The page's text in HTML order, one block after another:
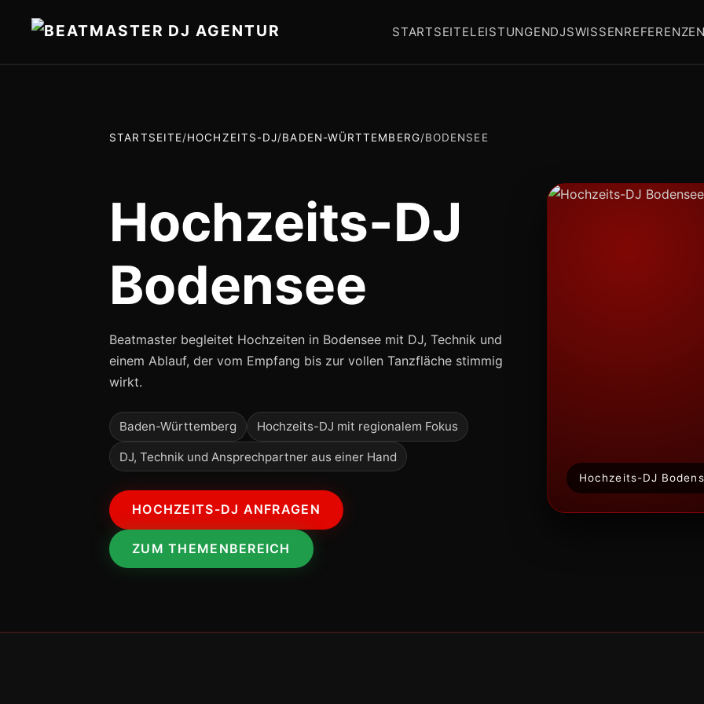
STARTSEITELEISTUNGENDJSWISSEN
STARTSEITE/HOCHZEITS-DJ/BADEN-WÜRTTEMBERG/BODENSEE
Hochzeits-DJ
Bodensee
Beatmaster begleitet Hochzeiten in Bodensee mit DJ, Technik und
einem Ablauf, der vom Empfang bis zur vollen Tanzfläche stimmig
wirkt.
Baden-Württemberg Hochzeits-DJ mit regionalem Fokus
DJ, Technik und Ansprechpartner aus einer Hand
HOCHZEITS-DJ ANFRAGEN
ZUM THEMENBEREICH
Hochzeits-DJ